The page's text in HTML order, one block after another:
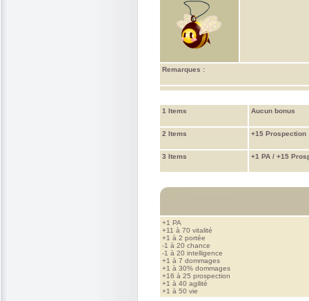
Remarques :
1 Items Aucun bonus
2 Items +15 Prospection
3 Items +1 PA / +15
+1 PA
+11 à 70 vitalité
+1 à 2 portée
-1 à 20 chance
-1 à 20 intelligence
+1 à 7 dommages
+1 à 30% dommages
+16 à 25 prospection
+1 à 40 agilité
+1 à 50 vie